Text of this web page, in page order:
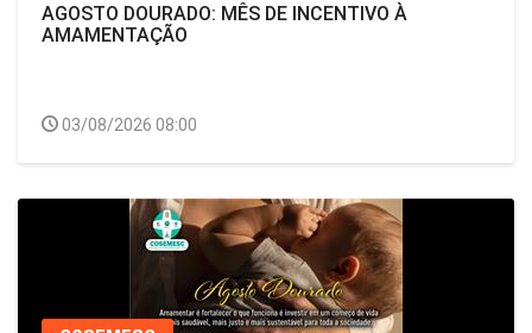
AGOSTO DOURADO: MÊS DE INCENTIVO À
AMAMENTAÇÃO
03/08/2026 08:00